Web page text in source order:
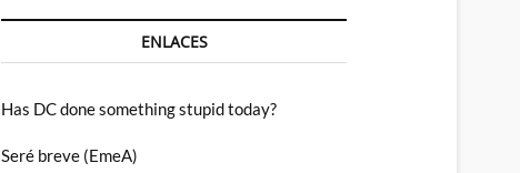
ENLACES
Has DC done something stupid today?
Seré breve (EmeA)